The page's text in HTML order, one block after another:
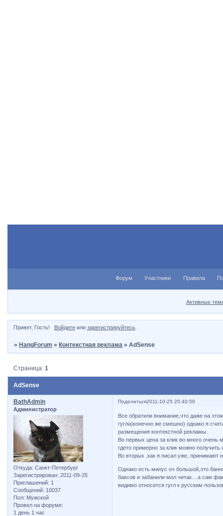
Форум Участники Правила
Активные
Привет, Гость! Войдитеили зарегистрируйтесь.
»HangForum »Контекстная реклама »AdSense
AdSense
Страница:1
Поделиться2011-10-25 20:40:58
BathAdmin
Администратор
Откуда: Санкт-Петербург
Зарегистрирован: 2011-09-25
Приглашений: 1
Сообщений: 10037
Пол: Мужской
Провел на форуме:
1 день 1 час
Все обратили внимание,что даже на
гугла)конечно же смешно) однако я
размещения контекстной рекламы.
Во первых цена за клик во много очень
гдето примерно за клик можно получить
Во вторых ,как я писал уже, принимают
Однако есть минус оч большой,это
баксов и забанили мол читак....а сам
видимо относится гугл к русским